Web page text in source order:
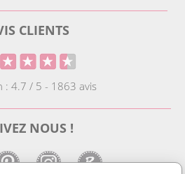
CLIENTS
: 4.7 / 5 - 1863 avis
NOUS !